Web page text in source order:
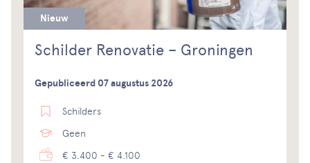
Nieuw
Schilder Renovatie – Groningen
Gepubliceerd 07 augustus 2026
Schilders
Geen
€ 3.400 - € 4.100